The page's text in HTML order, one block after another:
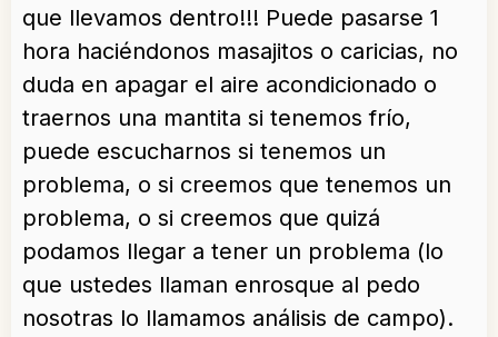
que llevamos dentro!!! Puede pasarse 1
hora haciéndonos masajitos o caricias, no
duda en apagar el aire acondicionado o
traernos una mantita si tenemos frío,
puede escucharnos si tenemos un
problema, o si creemos que tenemos un
problema, o si creemos que quizá
podamos llegar a tener un problema (lo
que ustedes llaman enrosque al pedo
nosotras lo llamamos análisis de campo).